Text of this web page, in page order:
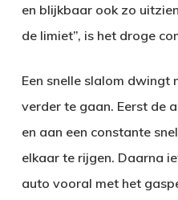
en blijkbaar ook zo
de limiet”, is het droge
Een snelle slalom dwingt
verder te gaan. Eerst de
en aan een constante
elkaar te rijgen. Daarna
auto vooral met het